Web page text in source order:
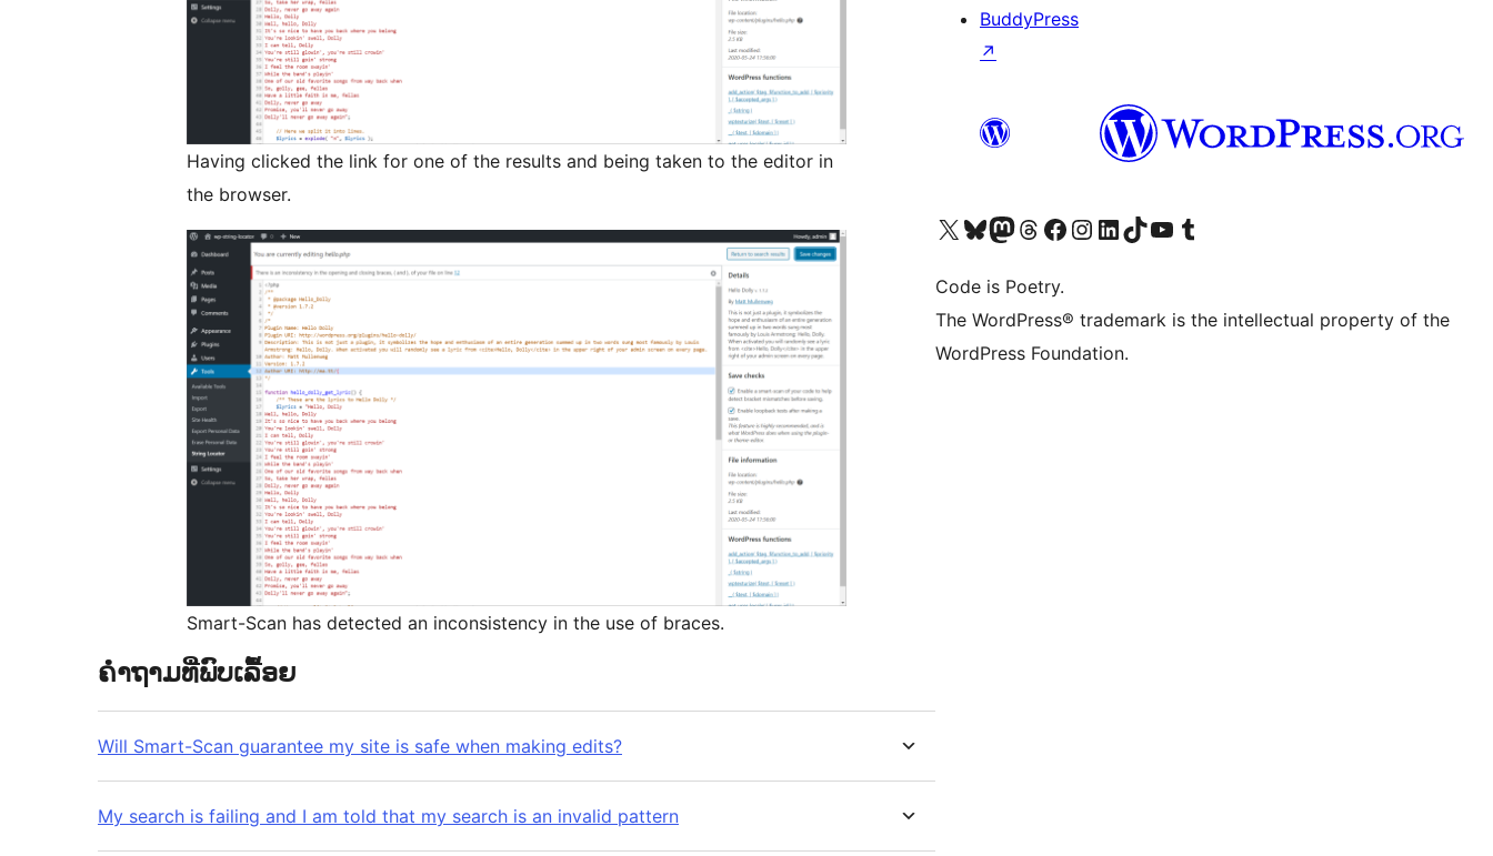
Having clicked the link for one of the results and being taken to the editor in
the browser.
Smart-Scan has detected an inconsistency in the use of braces.
ຄຳຖາມທີ່ພົບເລື້ອຍ
Will Smart-Scan guarantee my site is safe when making edits?
My search is failing and I am told that my search is an invalid pattern
BuddyPress
↗
ຢ້ຽມຊົມບັນຊີ X (ຊື່ເກົ່າ Twitter) ຂອງພວກເຮົາຢ້ຽມຊົມບັນຊີ Bluesky ຂອງພວກເຮົາຢ້ຽມຊົມບັນຊີ Mastodon ຂອງພວກເຮົາຢ້ຽມຊົມບັນຊີ Threads ຂອງພວກເຮົາຢ້ຽມຊົມໜ້າ Facebook ຂອງພວກເຮົາຢ້ຽມຊົມບັນຊີ Instagram ຂອງພວກເຮົາຢ້ຽມຊົມບັນຊີ LinkedIn ຂອງພວກເຮົາຢ້ຽມຊົມບັນຊີ TikTok ຂອງພວກເຮົາຢ້ຽມຊົມຊ່ອງ YouTube ຂອງພວກເຮົາຢ້ຽມຊົມບັນຊີ Tumblr ຂອງພວກເຮົາ
Code is Poetry.
The WordPress® trademark is the intellectual property of the
WordPress Foundation.